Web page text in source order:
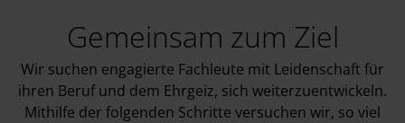
Gemeinsam zum Ziel
Wir suchen engagierte Fachleute mit Leidenschaft für
ihren Beruf und dem Ehrgeiz, sich weiterzuentwickeln.
Mithilfe der folgenden Schritte versuchen wir, so viel